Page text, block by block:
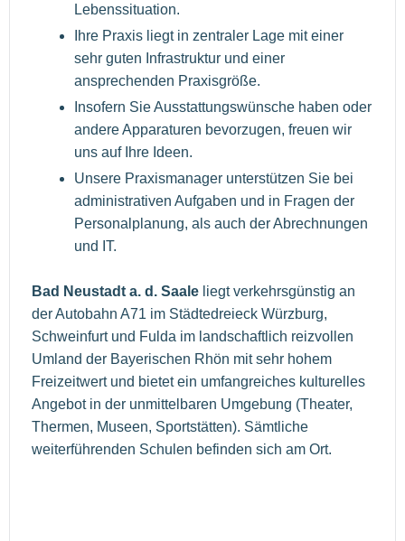
Lebenssituation.
Ihre Praxis liegt in zentraler Lage mit einer
sehr guten Infrastruktur und einer
ansprechenden Praxisgröße.
Insofern Sie Ausstattungswünsche haben oder
andere Apparaturen bevorzugen, freuen wir
uns auf Ihre Ideen.
Unsere Praxismanager unterstützen Sie bei
administrativen Aufgaben und in Fragen der
Personalplanung, als auch der Abrechnungen
und IT.
Bad Neustadt a. d. Saale liegt verkehrsgünstig an
der Autobahn A71 im Städtedreieck Würzburg,
Schweinfurt und Fulda im landschaftlich reizvollen
Umland der Bayerischen Rhön mit sehr hohem
Freizeitwert und bietet ein umfangreiches kulturelles
Angebot in der unmittelbaren Umgebung (Theater,
Thermen, Museen, Sportstätten). Sämtliche
weiterführenden Schulen befinden sich am Ort.